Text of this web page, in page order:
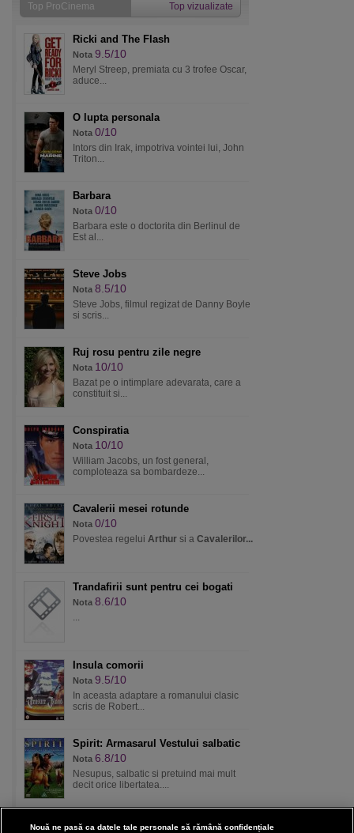
Top ProCinema Top vizualizate
Ricki and The Flash
Nota 9.5/10
Meryl Streep, premiata cu 3 trofee Oscar,
aduce...
O lupta personala
Nota 0/10
Intors din Irak, impotriva vointei lui, John
Triton...
Barbara
Nota 0/10
Barbara este o doctorita din Berlinul de
Est al...
Steve Jobs
Nota 8.5/10
Steve Jobs, filmul regizat de Danny Boyle
si scris...
Ruj rosu pentru zile negre
Nota 10/10
Bazat pe o intimplare adevarata, care a
constituit si...
Conspiratia
Nota 10/10
William Jacobs, un fost general,
comploteaza sa bombardeze...
Cavalerii mesei rotunde
Nota 0/10
Povestea regelui Arthur si a Cavalerilor...
Trandafirii sunt pentru cei bogati
Nota 8.6/10
...
Insula comorii
Nota 9.5/10
In aceasta adaptare a romanului clasic
scris de Robert...
Spirit: Armasarul Vestului salbatic
Nota 6.8/10
Nesupus, salbatic si pretuind mai mult
decit orice libertatea....
Nouă ne pasă ca datele tale personale să rămână confidențiale